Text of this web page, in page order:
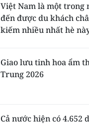
Việt Nam là một trong
đến được du khách
kiếm nhiều nhất hè
Giao lưu tinh hoa ẩm
Trung 2026
Cả nước hiện có 4.652